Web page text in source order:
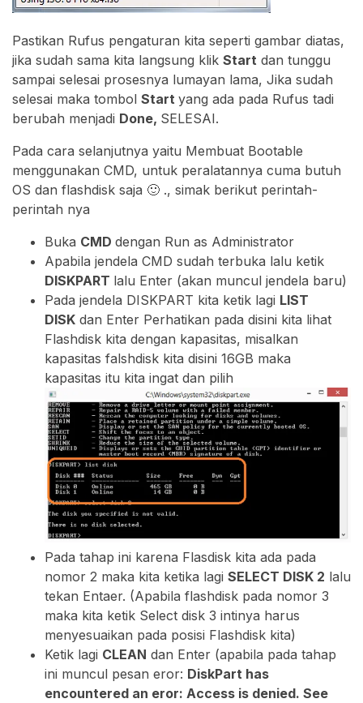
Pastikan Rufus pengaturan kita seperti gambar diatas,
jika sudah sama kita langsung klik Start dan tunggu
sampai selesai prosesnya lumayan lama, Jika sudah
selesai maka tombol Start yang ada pada Rufus tadi
berubah menjadi Done, SELESAI.
Pada cara selanjutnya yaitu Membuat Bootable
menggunakan CMD, untuk peralatannya cuma butuh
OS dan flashdisk saja 🙂 ., simak berikut perintah-
perintah nya
Buka CMD dengan Run as Administrator
Apabila jendela CMD sudah terbuka lalu ketik
DISKPART lalu Enter (akan muncul jendela baru)
Pada jendela DISKPART kita ketik lagi LIST
DISK dan Enter Perhatikan pada disini kita lihat
Flashdisk kita dengan kapasitas, misalkan
kapasitas falshdisk kita disini 16GB maka
kapasitas itu kita ingat dan pilih
Pada tahap ini karena Flasdisk kita ada pada
nomor 2 maka kita ketika lagi SELECT DISK 2 lalu
tekan Entaer. (Apabila flashdisk pada nomor 3
maka kita ketik Select disk 3 intinya harus
menyesuaikan pada posisi Flashdisk kita)
Ketik lagi CLEAN dan Enter (apabila pada tahap
ini muncul pesan eror: DiskPart has
encountered an eror: Access is denied. See